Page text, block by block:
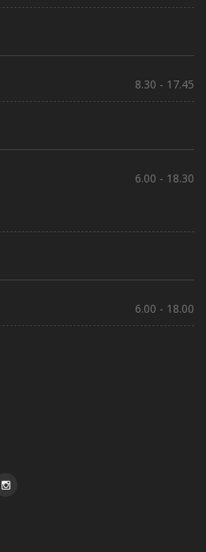
8.30 - 17.45
6.00 - 18.30
6.00 - 18.00